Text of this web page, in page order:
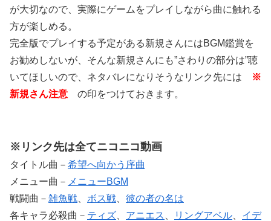
が大切なので、実際にゲームをプレイしながら曲に触れる
方が楽しめる。
完全版でプレイする予定がある新規さんにはBGM鑑賞を
お勧めしないが、そんな新規さんにも”さわりの部分は”聴
いてほしいので、ネタバレになりそうなリンク先には
※
新規さん注意 の印をつけておきます。
※リンク先は全てニコニコ動画
タイトル曲－ 希望へ向かう序曲
メニュー曲－ メニューBGM
戦闘曲－ 雑魚戦 ボス戦
彼の者の名は
各キャラ必殺曲－ ティズ アニエス リングアベル
イデ